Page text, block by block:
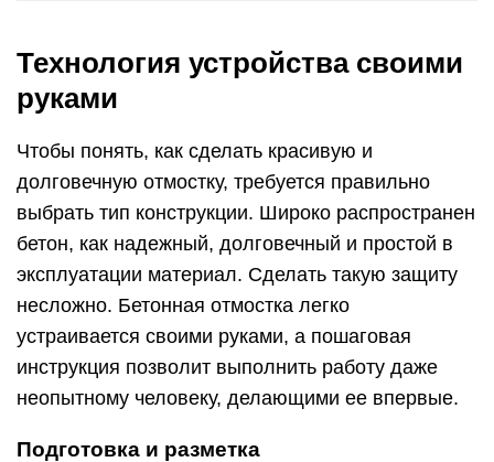
Технология устройства своими
руками
Чтобы понять, как сделать красивую и
долговечную отмостку, требуется правильно
выбрать тип конструкции. Широко распространен
бетон, как надежный, долговечный и простой в
эксплуатации материал. Сделать такую защиту
несложно. Бетонная отмостка легко
устраивается своими руками, а пошаговая
инструкция позволит выполнить работу даже
неопытному человеку, делающими ее впервые.
Подготовка и разметка